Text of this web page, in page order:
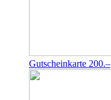
Gutscheinkarte 200.–